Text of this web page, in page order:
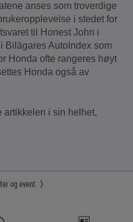
anses som troverdige
i stedet for
til Honest John i
Bilägares AutoIndex som
Honda ofte rangeres høyt
Honda også av
artikkelen i sin helhet,
og event